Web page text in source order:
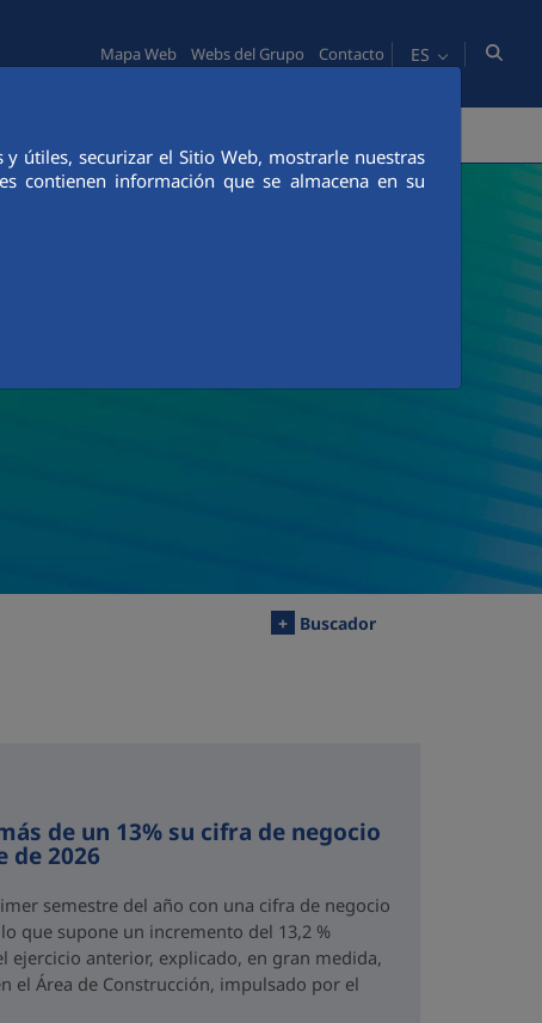
útiles, securizar el Sitio Web, mostrarle nuestras
contienen información que se almacena en su
Mapa Web Webs del Grupo Contacto ES
+ Buscador
de un 13% su cifra de negocio
de 2026
semestre del año con una cifra de negocio
que supone un incremento del 13,2 %
ejercicio anterior, explicado, en gran medida,
el Área de Construcción, impulsado por el